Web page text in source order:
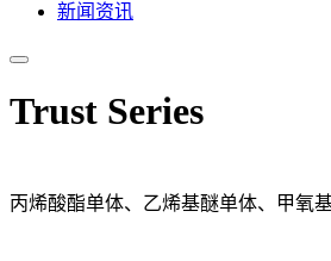
新闻资讯
Trust Series
丙烯酸酯单体、乙烯基醚单体、甲氧